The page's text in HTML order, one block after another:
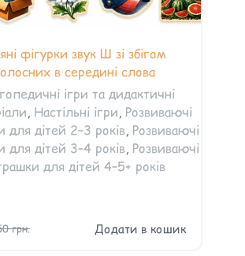
фігурки звук Ш зі збігом
в середині слова
ігри та дидактичні
, Настільні ігри, Розвиваючі
для дітей 2–3 років, Розвиваючі
для дітей 3–4 років, Розвиваючі
для дітей 4–5+ років
грн. Додати в кошик